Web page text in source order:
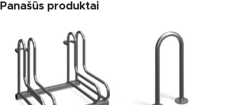
Panašūs produktai